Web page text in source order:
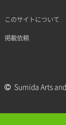
このサイトについて
掲載依頼
Sumida Arts